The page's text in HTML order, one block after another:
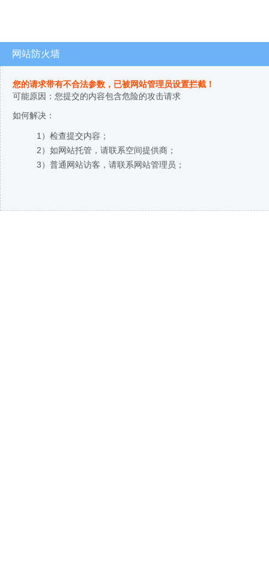
网站防火墙
您的请求带有不合法参数，已被网站管理员设置拦截！
可能原因：您提交的内容包含危险的攻击请求
如何解决：
1）检查提交内容；
2）如网站托管，请联系空间提供商；
3）普通网站访客，请联系网站管理员；